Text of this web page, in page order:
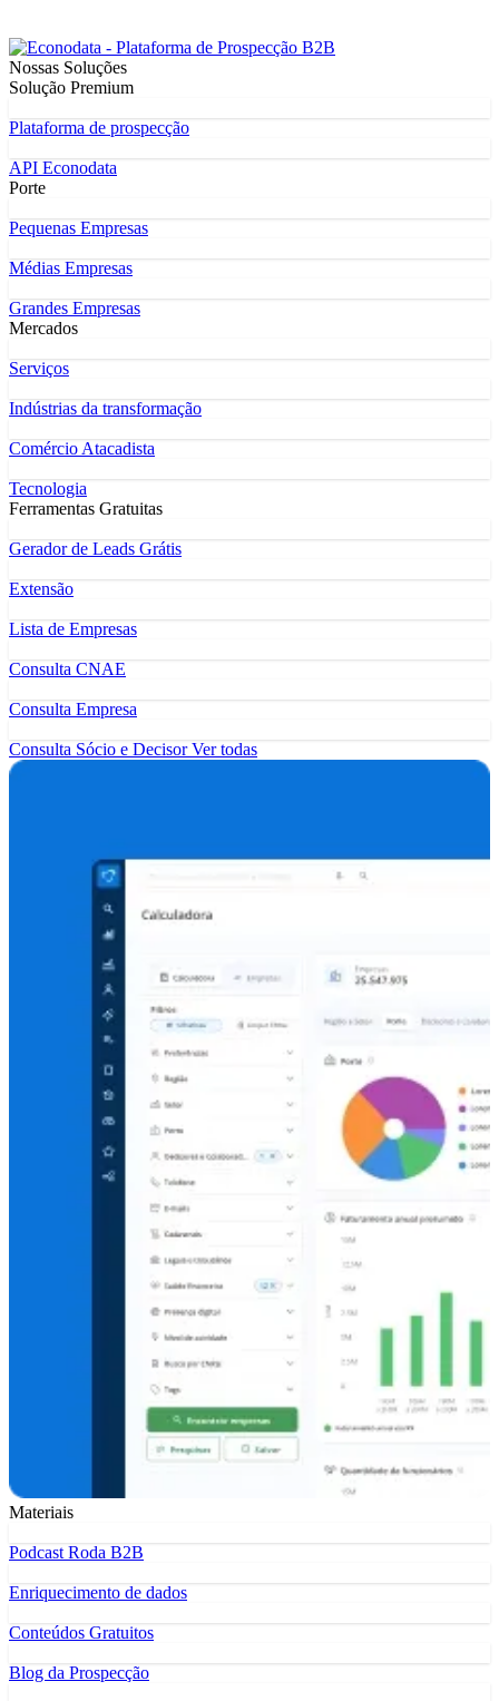
Nossas Soluções
Solução Premium
Plataforma de prospecção
API Econodata
Porte
Pequenas Empresas
Médias Empresas
Grandes Empresas
Mercados
Serviços
Indústrias da transformação
Comércio Atacadista
Tecnologia
Ferramentas Gratuitas
Gerador de Leads Grátis
Extensão
Lista de Empresas
Consulta CNAE
Consulta Empresa
Consulta Sócio e DecisorVer todas
Materiais
Podcast Roda B2B
Enriquecimento de dados
Conteúdos Gratuitos
Blog da Prospecção